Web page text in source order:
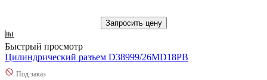
Запросить цену
Быстрый просмотр
Цилиндрический разъем D38999/26MD18PB
Под заказ